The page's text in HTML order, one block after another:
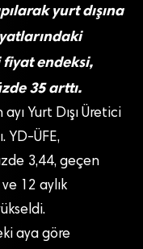
yurt dışına
fiyat endeksi,
35 arttı.
Yurt Dışı Üretici
YD-ÜFE,
3,44, geçen
12 aylık
aya göre